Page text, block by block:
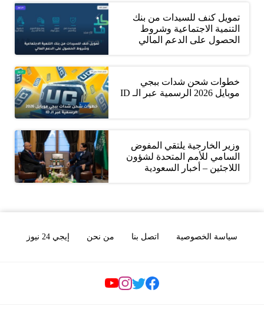
تمويل كنف للسيدات من بنك
التنمية الاجتماعية وشروط
الحصول على الدعم المالي
خطوات شحن شدات ببجي
موبايل 2026 الرسمية عبر الـ ID
وزير الخارجية يلتقي المفوض
السامي للأمم المتحدة لشؤون
اللاجئين – أخبار السعودية
سياسة الخصوصية اتصل بنا من نحن إيجي 24 نيوز
Social Links